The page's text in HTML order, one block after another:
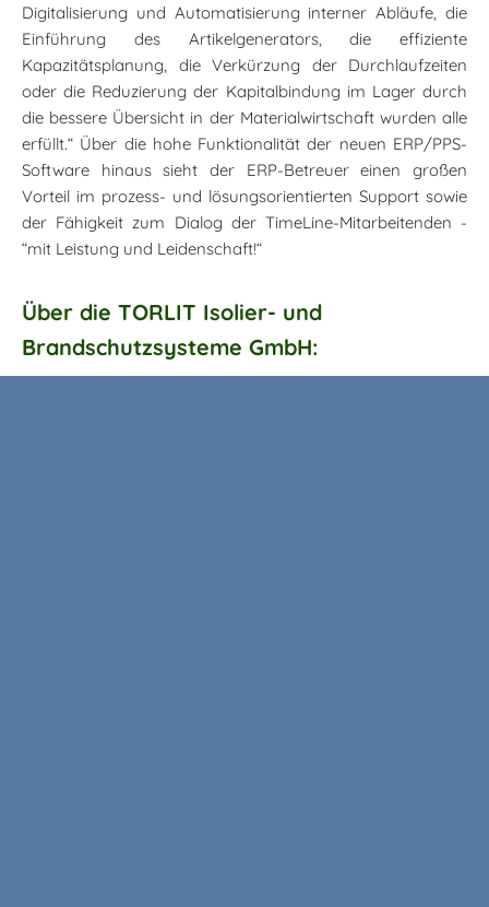
Digitalisierung und Automatisierung interner Abläufe, die
Einführung des Artikelgenerators, die effiziente
Kapazitätsplanung, die Verkürzung der Durchlaufzeiten
oder die Reduzierung der Kapitalbindung im Lager durch
die bessere Übersicht in der Materialwirtschaft wurden alle
erfüllt.“ Über die hohe Funktionalität der neuen ERP/PPS-
Software hinaus sieht der ERP-Betreuer einen großen
Vorteil im prozess- und lösungsorientierten Support sowie
der Fähigkeit zum Dialog der TimeLine-Mitarbeitenden -
“mit Leistung und Leidenschaft!“
Über die TORLIT Isolier- und
Brandschutzsysteme GmbH: